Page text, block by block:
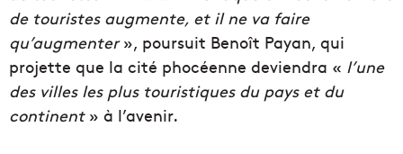
de touristes augmente, et il ne va faire
qu’augmenter», poursuit Benoît Payan, qui
projette que la cité phocéenne deviendra « l’une
des villes les plus touristiques du pays et du
continent» à l’avenir.